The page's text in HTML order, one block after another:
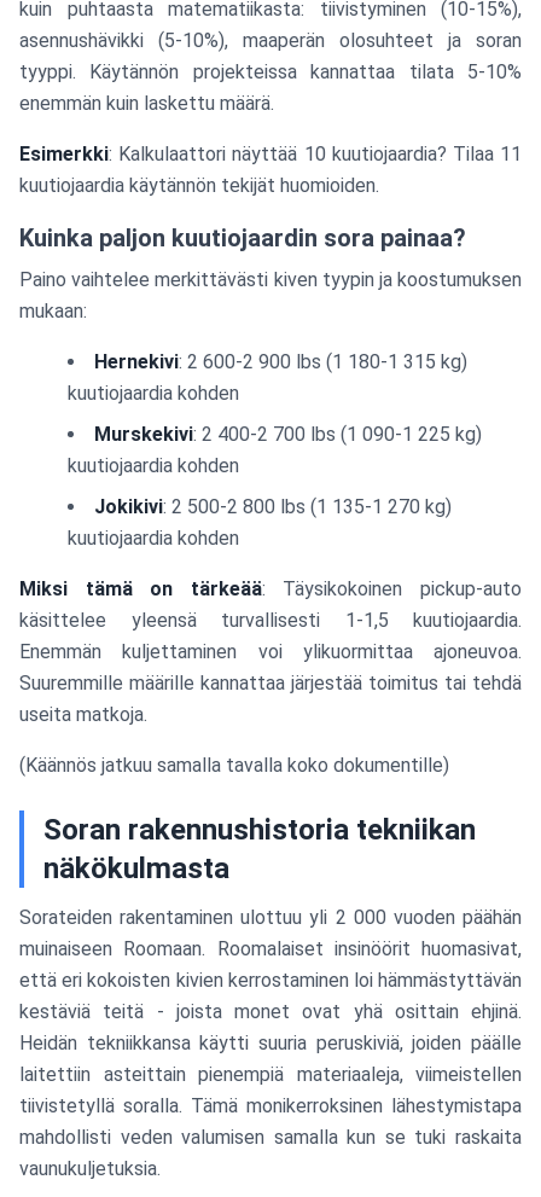
kuin puhtaasta matematiikasta: tiivistyminen (10-15%),
asennushävikki (5-10%), maaperän olosuhteet ja soran
tyyppi. Käytännön projekteissa kannattaa tilata 5-10%
enemmän kuin laskettu määrä.
Esimerkki: Kalkulaattori näyttää 10 kuutiojaardia? Tilaa 11
kuutiojaardia käytännön tekijät huomioiden.
Kuinka paljon kuutiojaardin sora painaa?
Paino vaihtelee merkittävästi kiven tyypin ja koostumuksen
mukaan:
Hernekivi: 2 600-2 900 lbs (1 180-1 315 kg)
kuutiojaardia kohden
Murskekivi: 2 400-2 700 lbs (1 090-1 225 kg)
kuutiojaardia kohden
Jokikivi: 2 500-2 800 lbs (1 135-1 270 kg)
kuutiojaardia kohden
Miksi tämä on tärkeää: Täysikokoinen pickup-auto
käsittelee yleensä turvallisesti 1-1,5 kuutiojaardia.
Enemmän kuljettaminen voi ylikuormittaa ajoneuvoa.
Suuremmille määrille kannattaa järjestää toimitus tai tehdä
useita matkoja.
(Käännös jatkuu samalla tavalla koko dokumentille)
Soran rakennushistoria tekniikan
näkökulmasta
Sorateiden rakentaminen ulottuu yli 2 000 vuoden päähän
muinaiseen Roomaan. Roomalaiset insinöörit huomasivat,
että eri kokoisten kivien kerrostaminen loi hämmästyttävän
kestäviä teitä - joista monet ovat yhä osittain ehjinä.
Heidän tekniikkansa käytti suuria peruskiviä, joiden päälle
laitettiin asteittain pienempiä materiaaleja, viimeistellen
tiivistetyllä soralla. Tämä monikerroksinen lähestymistapa
mahdollisti veden valumisen samalla kun se tuki raskaita
vaunukuljetuksia.